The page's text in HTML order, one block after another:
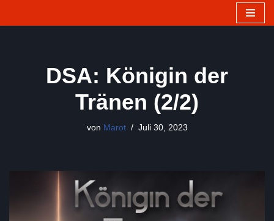
DSA: Königin der
Tränen (2/2)
von Marot Juli 30, 2023